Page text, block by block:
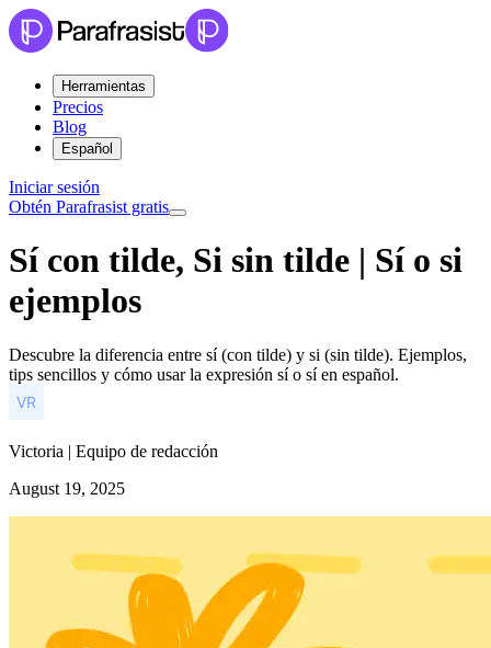
Herramientas
Precios
Blog
Español
Iniciar sesión
Obtén Parafrasist gratis
Sí con tilde, Si sin tilde | Sí o si
ejemplos
Descubre la diferencia entre sí (con tilde) y si (sin tilde). Ejemplos,
tips sencillos y cómo usar la expresión sí o sí en español.
Victoria | Equipo de redacción
August 19, 2025